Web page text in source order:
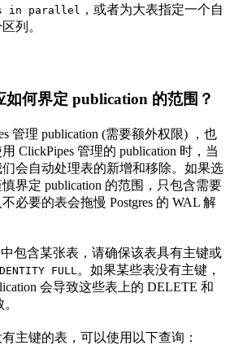
in parallel
，或者为大表指定一个自
列。
如何界定 publication 的范围？
管理 publication (需要额外权限) ，也
ClickPipes 管理的 publication 时，当
会自动处理表的新增和移除。如果选
界定 publication 的范围，只包含需要
要的表会拖慢 Postgres 的 WAL 解
中包含某张表，请确保该表具有主键或
FULL 。如果某些表没有主键，
会导致这些表上的 DELETE 和
主键的表，可以使用以下查询：